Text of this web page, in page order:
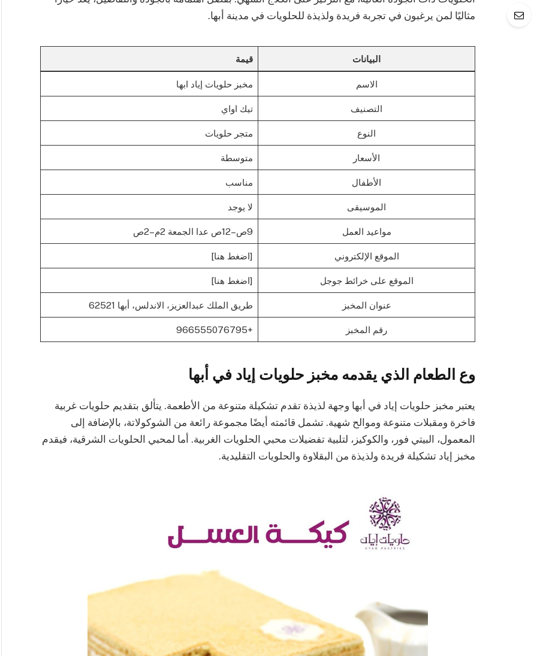
مثاليًا لمن يرغبون في تجربة فريدة ولذيذة للحلويات في مدينة أبها.
البيانات قيمة
الاسم مخبز حلويات إياد ابها
التصنيف تيك اواي
النوع متجر حلويات
الأسعار متوسطة
الأطفال مناسب
الموسيقى لا يوجد
مواعيد العمل 9ص–12ص عدا الجمعة 2م–2ص
الموقع الإلكتروني [اضغط هنا]
الموقع على خرائط جوجل [اضغط هنا]
عنوان المخبز طريق الملك عبدالعزيز، الاندلس، أبها 62521
رقم المخبز +966555076795
وع الطعام الذي يقدمه مخبز حلويات إياد في أبها
يعتبر مخبز حلويات إياد في أبها وجهة لذيذة تقدم تشكيلة متنوعة من الأطعمة. يتألق بتقديم حلويات غربية
فاخرة ومقبلات متنوعة وموالح شهية. تشمل قائمته أيضًا مجموعة رائعة من الشوكولاتة، بالإضافة إلى
المعمول، البيتي فور، والكوكيز، لتلبية تفضيلات محبي الحلويات الغربية. أما لمحبي الحلويات الشرقية، فيقدم
مخبز إياد تشكيلة فريدة ولذيذة من البقلاوة والحلويات التقليدية.